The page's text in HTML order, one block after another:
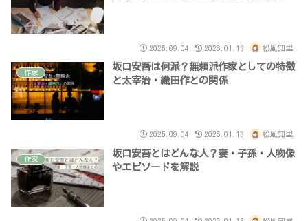
2025.09.04 2026.01.13 松風知里
作家
坂口安吾は何派？無頼派作家としての特徴
と太宰治・織田作との関係
2025.09.04 2026.01.13 松風知里
作家
坂口安吾とはどんな人？妻・子孫・人物像
やエピソードを解説